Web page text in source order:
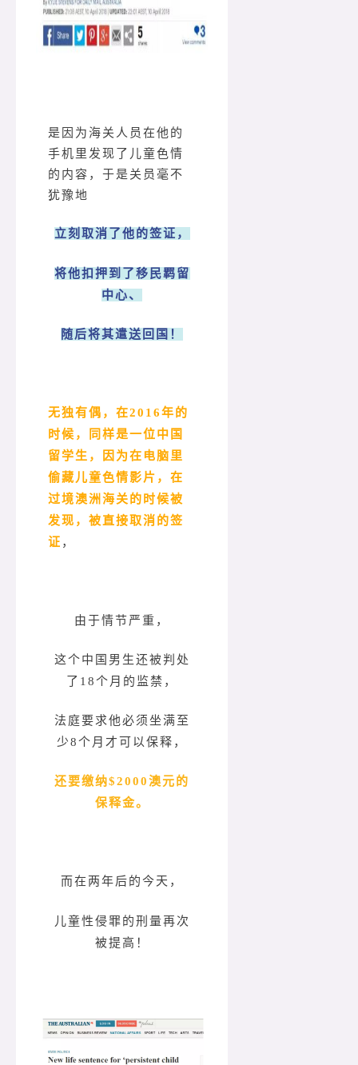
是因为海关人员在他的
手机里发现了儿童色情
的内容，于是关员毫不
犹豫地
立刻取消了他的签证，
将他扣押到了移民羁留
中心、
随后将其遣送回国！
无独有偶，在2016年的
时候，同样是一位中国
留学生，因为在电脑里
偷藏儿童色情影片，在
过境澳洲海关的时候被
发现，被直接取消的签
证 ，
由于情节严重，
这个中国男生还被判处
了18个月的监禁，
法庭要求他必须坐满至
少8个月才可以保释，
还要缴纳$2000澳元的
保释金。
而在两年后的今天，
儿童性侵罪的刑量再次
被提高！